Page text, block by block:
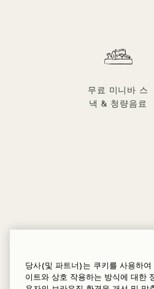
무료 미니바 스
낵 & 청량음료
당사(및 파트너)는 쿠키를 사용하여
이트와 상호 작용하는 방식에 대한